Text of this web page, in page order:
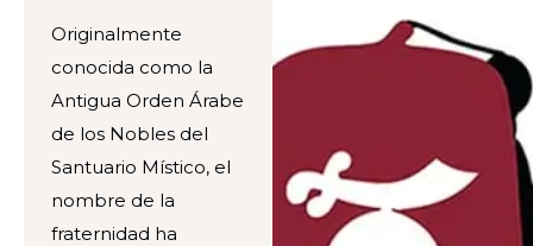
Originalmente
conocida como la
Antigua Orden Árabe
de los Nobles del
Santuario Místico, el
nombre de la
fraternidad ha